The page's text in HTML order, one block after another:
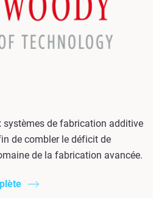
systèmes de fabrication additive
de combler le déficit de
de la fabrication avancée.